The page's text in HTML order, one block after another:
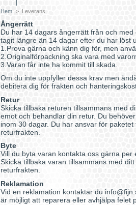
Hem > Leverans
Ångerrätt
Du har 14 dagars ångerrätt från och
tagit längre än 14 dagar efter du har löst
1.Prova gärna och känn dig för, men
2.Originalförpackning ska vara med
3.Varan får inte ha kommit till skada.
Om du inte uppfyller dessa krav men
debitera dig för frakten och
Retur
Skicka tillbaka returen tillsammans med
emot och behandlar din retur. Du
inom 30 dagar. Du har ansvar för
returfrakten.
Byte
Vill du byta varan kontakta oss gärna per
Skicka tillbaka varan tillsammans med
returfrakten.
Reklamation
Vid en reklamation kontaktar du
är möjligt att reparera eller avhjälpa felet